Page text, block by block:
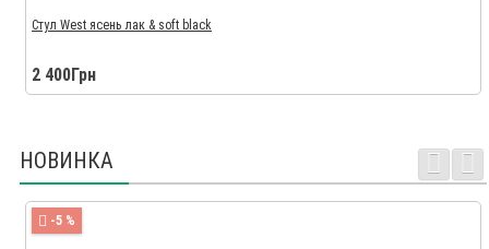
Стул West ясень лак & soft black
2 400Грн
НОВИНКА
-5 %